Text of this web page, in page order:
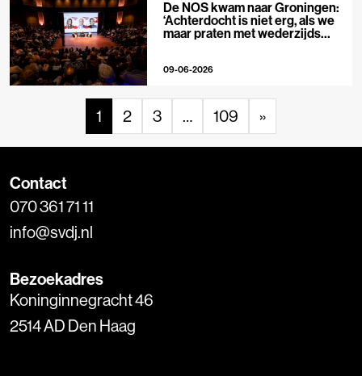
De NOS kwam naar Groningen:
‘Achterdocht is niet erg, als we
maar praten met wederzijds
09-06-2026
1 2 3 … 109 »
Contact
070 361 71 11
info@svdj.nl
Bezoekadres
Koninginnegracht 46
2514 AD Den Haag